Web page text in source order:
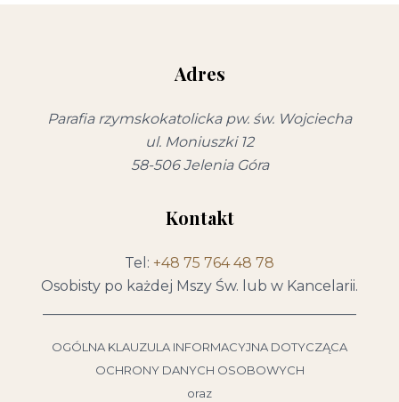
Adres
Parafia rzymskokatolicka pw. św. Wojciecha
ul. Moniuszki 12
58-506 Jelenia Góra
Kontakt
Tel: +48 75 764 48 78
Osobisty po każdej Mszy Św. lub w Kancelarii.
OGÓLNA KLAUZULA INFORMACYJNA DOTYCZĄCA
OCHRONY DANYCH OSOBOWYCH
oraz